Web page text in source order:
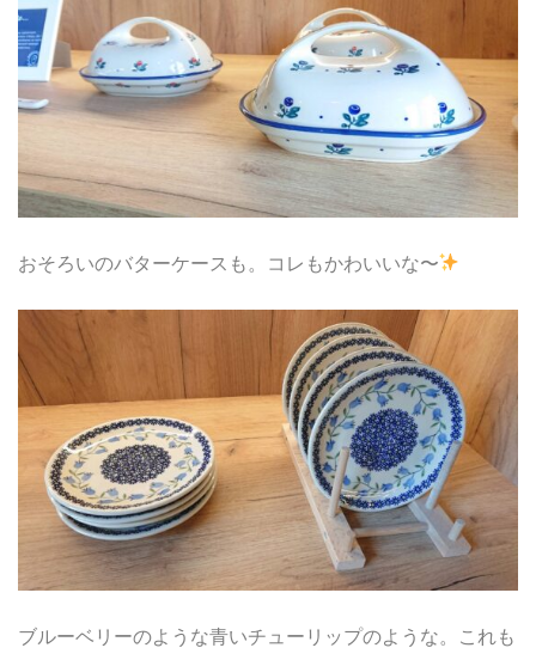
おそろいのバターケースも。コレもかわいいな〜
ブルーベリーのような青いチューリップのような。これも